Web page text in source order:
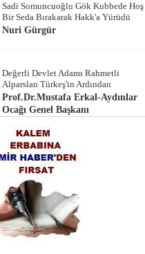
Sadi Somuncuoğlu Gök Kubbede Hoş
Bir Seda Bırakarak Hakk'a Yürüdü
Nuri Gürgür
Değerli Devlet Adamı Rahmetli
Alparslan Türkeş'in Ardından
Prof.Dr.Mustafa Erkal-Aydınlar
Ocağı Genel Başkanı